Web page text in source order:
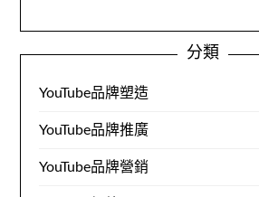
分類
YouTube品牌塑造
YouTube品牌推廣
YouTube品牌營銷